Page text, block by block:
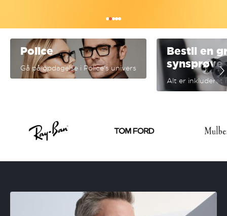
Police
Gå på opdagelse i Police's univers
Bestil en
synsprøve
Alt er inkluderet